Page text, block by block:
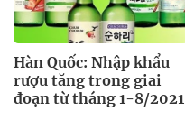
Hàn Quốc: Nhập khẩu
rượu tăng trong giai
đoạn từ tháng 1-8/2021